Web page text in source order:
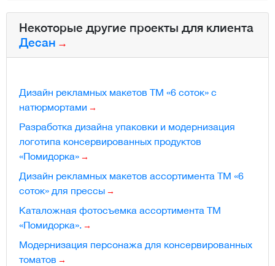
Некоторые другие проекты для клиента
Десан
Дизайн рекламных макетов ТМ «6 соток» с
натюрмортами
Разработка дизайна упаковки и модернизация
логотипа консервированных продуктов
«Помидорка»
Дизайн рекламных макетов ассортимента ТМ «6
соток» для прессы
Каталожная фотосъемка ассортимента ТМ
«Помидорка».
Модернизация персонажа для консервированных
томатов